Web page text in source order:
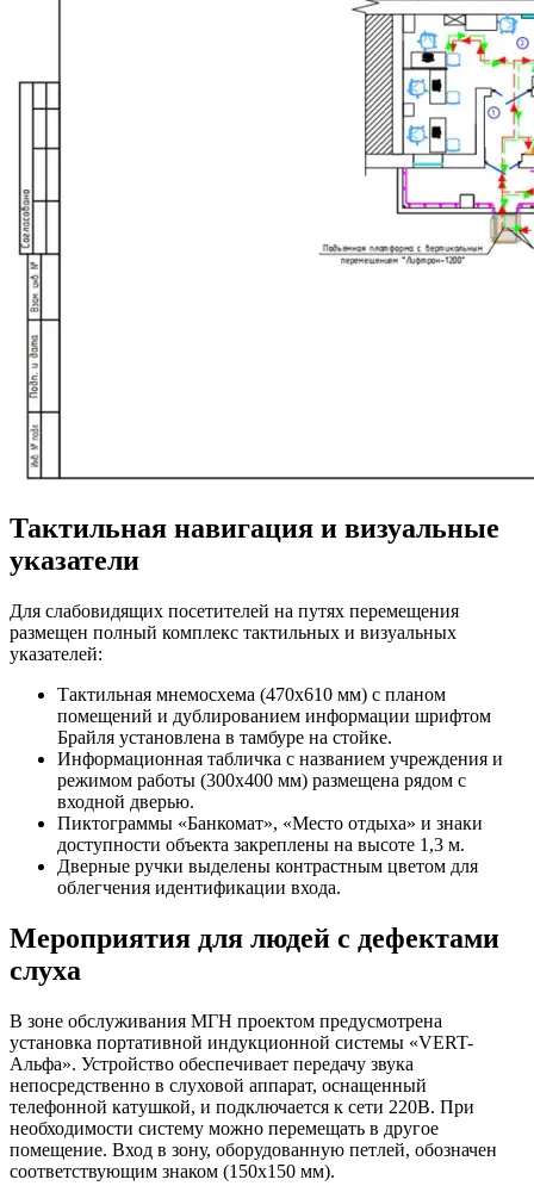
Тактильная навигация и визуальные
указатели
Для слабовидящих посетителей на путях перемещения
размещен полный комплекс тактильных и визуальных
указателей:
Тактильная мнемосхема (470x610 мм) с планом
помещений и дублированием информации шрифтом
Брайля установлена в тамбуре на стойке.
Информационная табличка с названием учреждения и
режимом работы (300x400 мм) размещена рядом с
входной дверью.
Пиктограммы «Банкомат», «Место отдыха» и знаки
доступности объекта закреплены на высоте 1,3 м.
Дверные ручки выделены контрастным цветом для
облегчения идентификации входа.
Мероприятия для людей с дефектами
слуха
В зоне обслуживания МГН проектом предусмотрена
установка портативной индукционной системы «VERT-
Альфа». Устройство обеспечивает передачу звука
непосредственно в слуховой аппарат, оснащенный
телефонной катушкой, и подключается к сети 220В. При
необходимости систему можно перемещать в другое
помещение. Вход в зону, оборудованную петлей, обозначен
соответствующим знаком (150x150 мм).